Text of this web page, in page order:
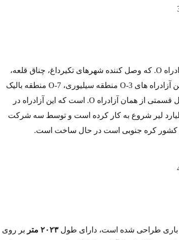
این پل بر روی تنگه چناق قلعه و بر روی آزادراه O. که وصل کننده شهرهای تکیرداغ، چناق قلعه،
کینالی و بالیک اسیر به یکدیگر است و در بین آزادراه های O-3 منطقه سیلیوری، O-7 منطقه بالیک
اسیر و آزادراه O-5 قرار گرفته است. این پل قسمتی از همان آزادراه O. است که این آزادراه در
با سرمایه ای بیش از ۹/۵۰۰ میلیارد لیر شروع به کار کرده است و توسط سه شرکت
کشور کره جنوبی است در حال ساخت است.
باری طراحی شده است، دارای طول ۲۰۲۳ متر
بر روی